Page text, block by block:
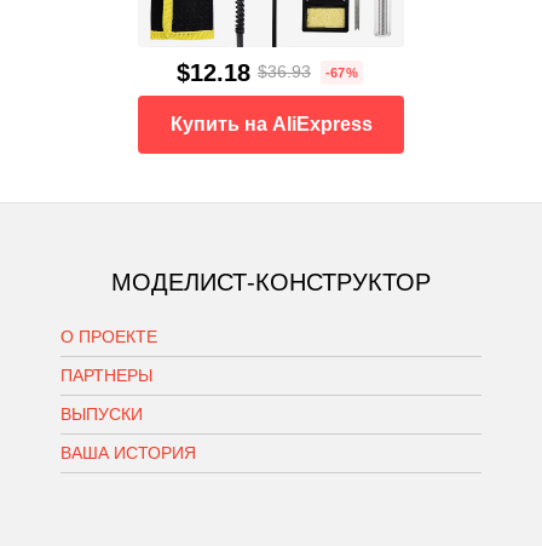
$12.18 $36.93 -67%
Купить на AliExpress
МОДЕЛИСТ-КОНСТРУКТОР
О ПРОЕКТЕ
ПАРТНЕРЫ
ВЫПУСКИ
ВАША ИСТОРИЯ